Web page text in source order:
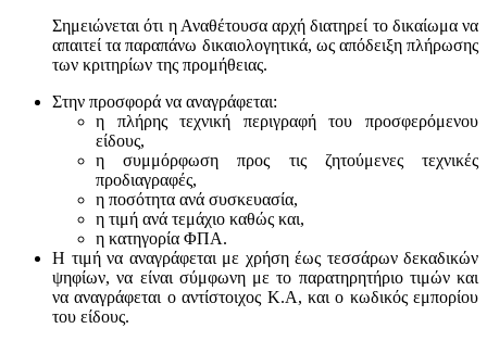
Σημειώνεται ότι η Αναθέτουσα αρχή διατηρεί το δικαίωμα να
απαιτεί τα παραπάνω δικαιολογητικά, ως απόδειξη πλήρωσης
των κριτηρίων της προμήθειας.
Στην προσφορά να αναγράφεται:
η πλήρης τεχνική περιγραφή του προσφερόμενου
είδους,
η συμμόρφωση προς τις ζητούμενες τεχνικές
προδιαγραφές,
η ποσότητα ανά συσκευασία,
η τιμή ανά τεμάχιο καθώς και,
η κατηγορία ΦΠΑ.
Η τιμή να αναγράφεται με χρήση έως τεσσάρων δεκαδικών
ψηφίων, να είναι σύμφωνη με το παρατηρητήριο τιμών και
να αναγράφεται ο αντίστοιχος Κ.Α, και ο κωδικός εμπορίου
του είδους.